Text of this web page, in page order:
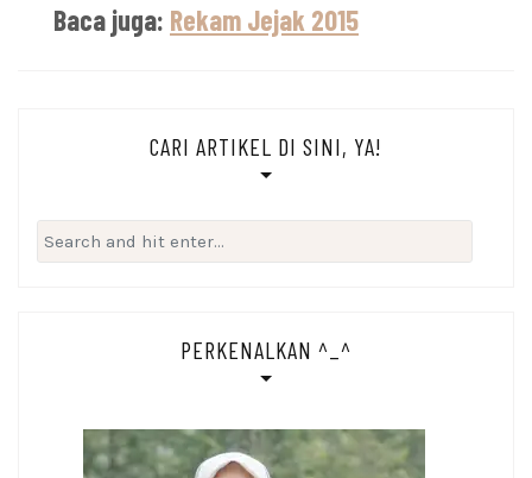
Baca juga: Rekam Jejak 2015
CARI ARTIKEL DI SINI, YA!
Search
for:
PERKENALKAN ^_^